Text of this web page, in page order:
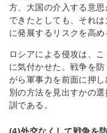
方、大国の介入する意
できたとしても、それ
に発展するリスクを高め
ロシアによる侵攻は、
に気付かせた。戦争を
がら軍事力を前面に押
別の方法を見出すかの
訓である。